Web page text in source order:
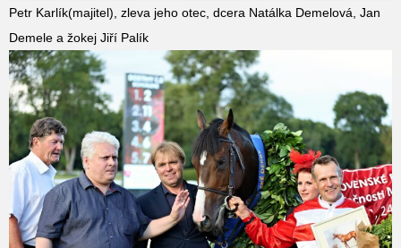
Petr Karlík(majitel), zleva jeho otec, dcera Natálka Demelová, Jan
Demele a žokej Jiří Palík